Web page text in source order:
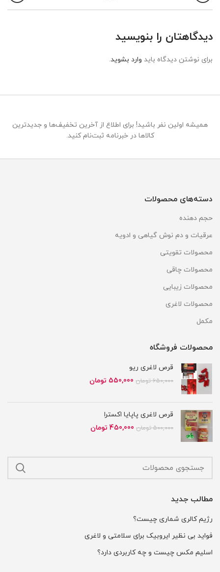
دیدگاهتان را بنویسید
برای نوشتن دیدگاه باید وارد بشوید.
همیشه اولین نفر باشید! برای اطلاع از آخرین تخفیف‌ها و جدیدترین
کالاها در خبرنامه ثبت‌نام کنید.
دسته‌های محصولات
حجم دهنده
عرقیات و دم نوش گیاهی و ادویه
محصولات تقویتی
محصولات چاقی
محصولات زیبایی
محصولات لاغری
مکمل
محصولات فروشگاه
قرص لاغری ریو
650,000 تومان قیمت
550,000 تومان
قرص لاغری پاپایا اکسترا
500,000 تومان قیمت
بود.
450,000 تومان
است.
مطالب جدید
رژیم کالری شماری چیست؟
فواید بی نظیر ایروبیک برای سلامتی و لاغری
اسلیم مکس چیست و چه کاربردی دارد؟